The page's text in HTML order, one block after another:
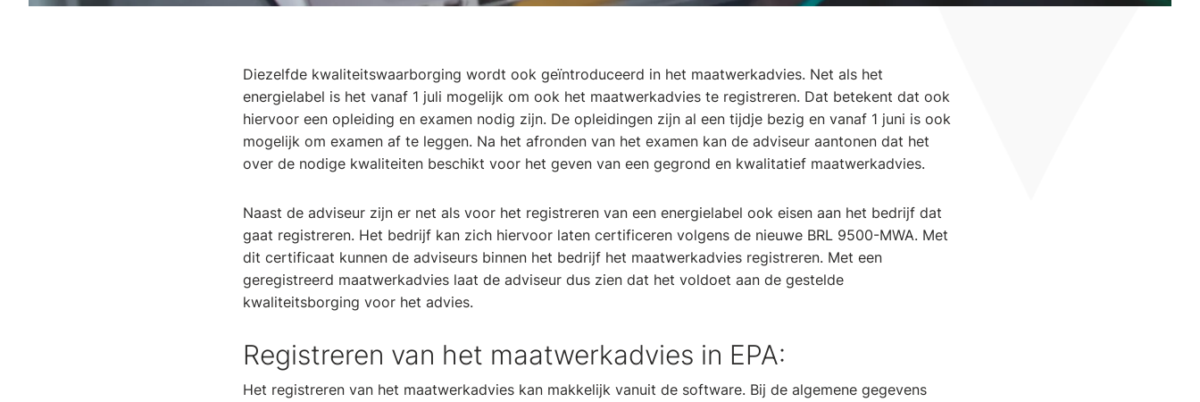
Diezelfde kwaliteitswaarborging wordt ook geïntroduceerd in het maatwerkadvies. Net als het
energielabel is het vanaf 1 juli mogelijk om ook het maatwerkadvies te registreren. Dat betekent dat ook
hiervoor een opleiding en examen nodig zijn. De opleidingen zijn al een tijdje bezig en vanaf 1 juni is ook
mogelijk om examen af te leggen. Na het afronden van het examen kan de adviseur aantonen dat het
over de nodige kwaliteiten beschikt voor het geven van een gegrond en kwalitatief maatwerkadvies.
Naast de adviseur zijn er net als voor het registreren van een energielabel ook eisen aan het bedrijf dat
gaat registreren. Het bedrijf kan zich hiervoor laten certificeren volgens de nieuwe BRL 9500-MWA. Met
dit certificaat kunnen de adviseurs binnen het bedrijf het maatwerkadvies registreren. Met een
geregistreerd maatwerkadvies laat de adviseur dus zien dat het voldoet aan de gestelde
kwaliteitsborging voor het advies.
Registreren van het maatwerkadvies in EPA:
Het registreren van het maatwerkadvies kan makkelijk vanuit de software. Bij de algemene gegevens